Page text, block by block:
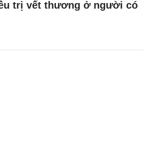
trị vết thương ở người có